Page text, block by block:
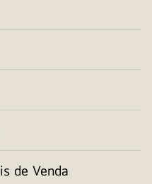
de Venda